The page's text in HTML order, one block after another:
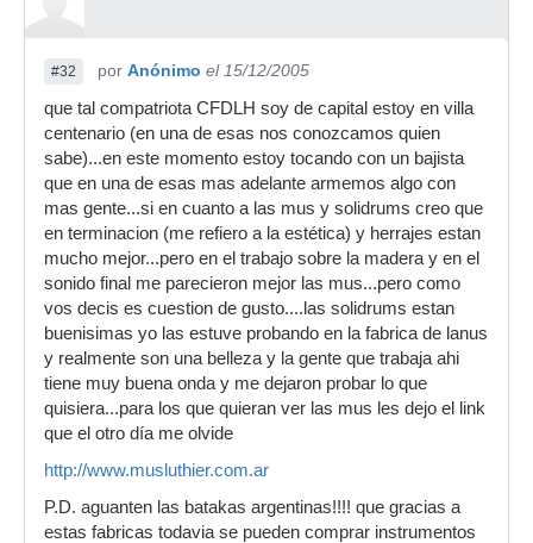
#32 por Anónimo el 15/12/2005
que tal compatriota CFDLH soy de capital estoy en villa
centenario (en una de esas nos conozcamos quien
sabe)...en este momento estoy tocando con un bajista
que en una de esas mas adelante armemos algo con
mas gente...si en cuanto a las mus y solidrums creo que
en terminacion (me refiero a la estética) y herrajes estan
mucho mejor...pero en el trabajo sobre la madera y en el
sonido final me parecieron mejor las mus...pero como
vos decis es cuestion de gusto....las solidrums estan
buenisimas yo las estuve probando en la fabrica de lanus
y realmente son una belleza y la gente que trabaja ahi
tiene muy buena onda y me dejaron probar lo que
quisiera...para los que quieran ver las mus les dejo el link
que el otro día me olvide
http://www.musluthier.com.ar
P.D. aguanten las batakas argentinas!!!! que gracias a
estas fabricas todavia se pueden comprar instrumentos